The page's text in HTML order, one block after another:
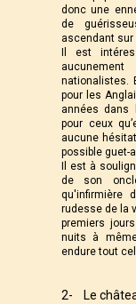
donc une
de
ascendant sur
Il est
nationalistes.
pour les
années dans
pour ceux
aucune
possible guet-
Il est à
de son
qu'infirmière
rudesse de la
premiers
nuits à
endure tout
2- Le